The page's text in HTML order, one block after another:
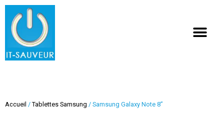
Accueil /Tablettes Samsung / Samsung Galaxy Note 8”